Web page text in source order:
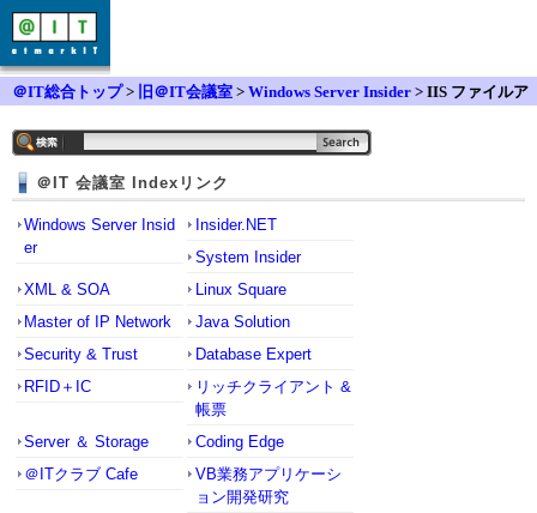
＠IT総合トップ> 旧＠IT会議室 > Windows Server Insider > IIS ファイルア
＠IT 会議室 Indexリンク
Windows Server Insid
er
Insider.NET
System Insider
XML & SOA
Linux Square
Master of IP Network
Java Solution
Security & Trust
Database Expert
RFID＋IC
リッチクライアント &
帳票
Server ＆ Storage
Coding Edge
＠ITクラブ Cafe
VB業務アプリケーシ
ョン開発研究